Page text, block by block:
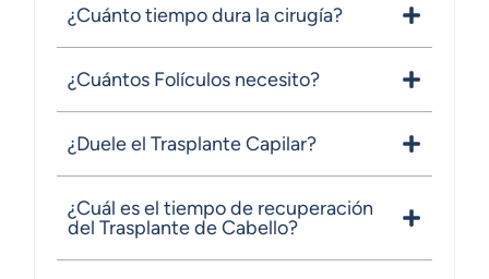
¿Cuánto tiempo dura la cirugía?
¿Cuántos Folículos necesito?
¿Duele el Trasplante Capilar?
¿Cuál es el tiempo de recuperación
del Trasplante de Cabello?